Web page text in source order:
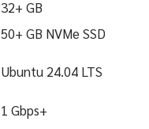
32+ GB
50+ GB NVMe SSD
Ubuntu 24.04 LTS
1 Gbps+